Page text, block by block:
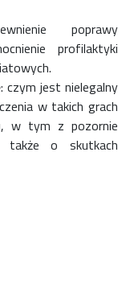
poprawy
profilaktyki
czym jest nielegalny
w takich grach
w tym z pozornie
także o skutkach